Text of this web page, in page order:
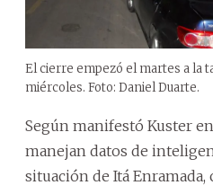
El cierre empezó el martes a la
miércoles. Foto: Daniel Duarte.
Según manifestó Kuster
manejan datos de
situación de Itá Enramada,